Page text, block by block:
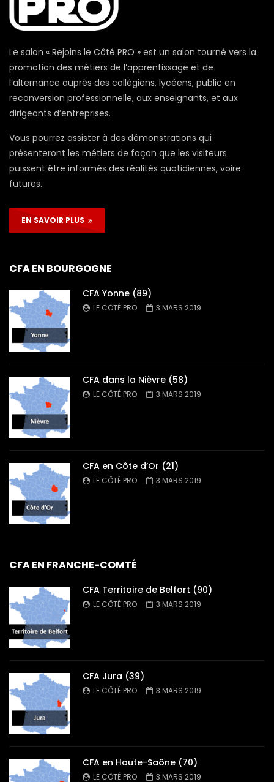
Le salon « Rejoins le Côté PRO » est un salon tourné vers la
promotion des métiers de l’apprentissage et de
l’alternance auprès des collégiens, lycéens, public en
reconversion professionnelle, aux enseignants, et aux
dirigeants d’entreprises.
Vous pourrez assister à des démonstrations qui
présenteront les métiers de façon que les visiteurs
puissent être informés des réalités quotidiennes, voire
futures.
EN SAVOIR PLUS
CFA EN BOURGOGNE
CFA Yonne (89)
LE CÔTÉ PRO 3 MARS 2019
CFA dans la Nièvre (58)
LE CÔTÉ PRO 3 MARS 2019
CFA en Côte d’Or (21)
LE CÔTÉ PRO 3 MARS 2019
CFA EN FRANCHE-COMTÉ
CFA Territoire de Belfort (90)
LE CÔTÉ PRO 3 MARS 2019
CFA Jura (39)
LE CÔTÉ PRO 3 MARS 2019
CFA en Haute-Saône (70)
LE CÔTÉ PRO 3 MARS 2019